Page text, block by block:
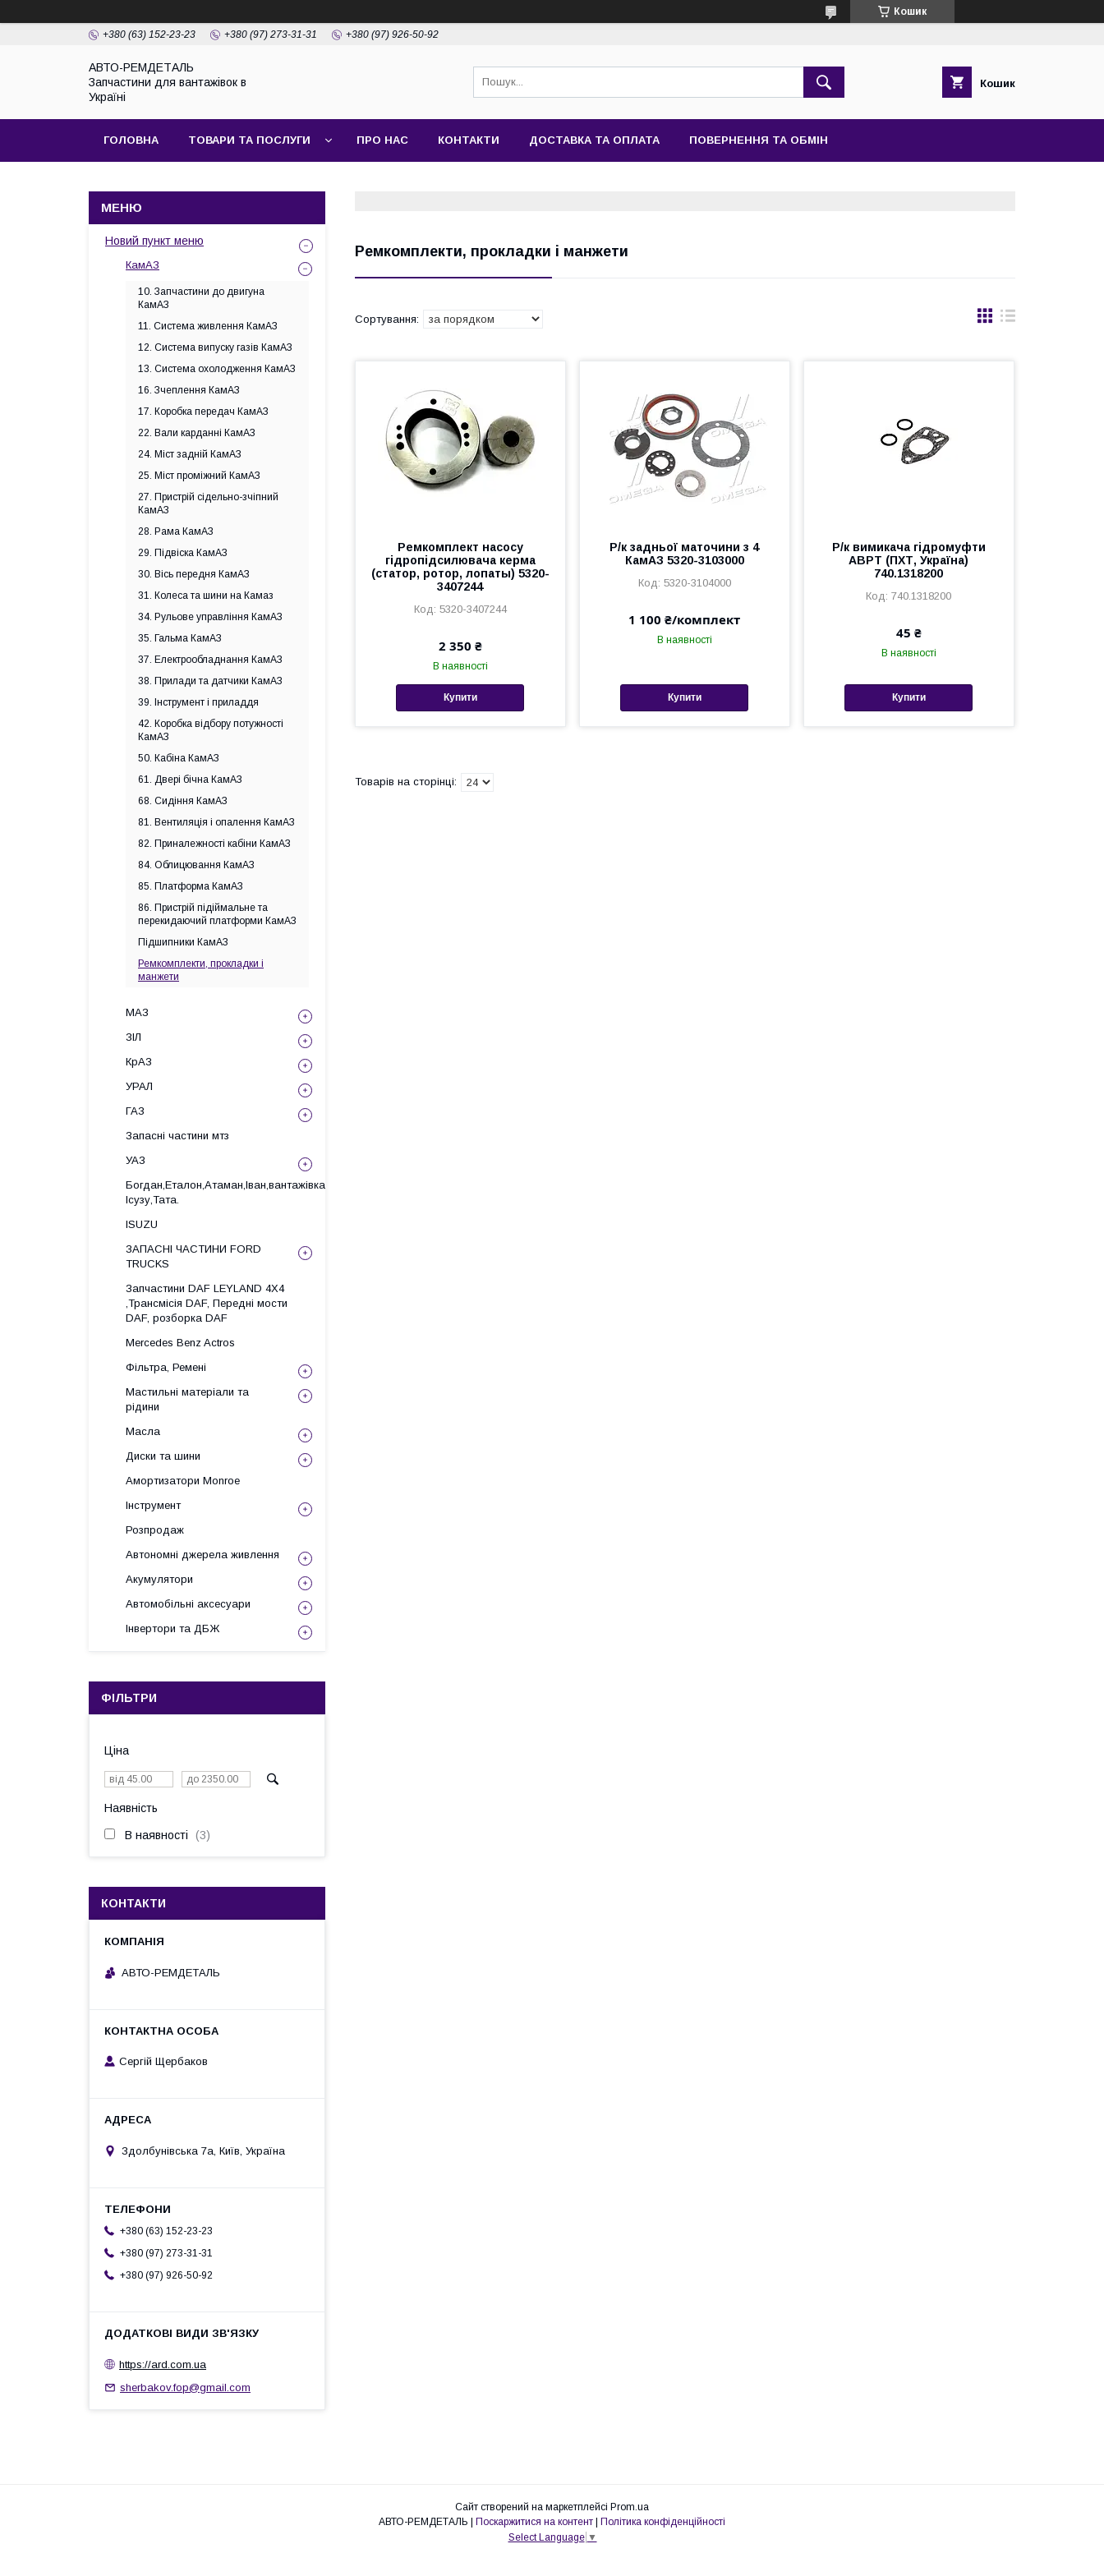
Кошик
+380 (63) 152-23-23 +380 (97) 273-31-31 +380 (97) 926-50-92
АВТО-РЕМДЕТАЛЬ
Запчастини для вантажівок в
Україні
Кошик
ГОЛОВНА ТОВАРИ ТА ПОСЛУГИ ПРО НАС КОНТАКТИ ДОСТАВКА ТА ОПЛАТА ПОВЕРНЕННЯ ТА ОБМІН
Ремкомплекти, прокладки і манжети
Ремкомплект насосу
гідропідсилювача керма
(статор, ротор, лопаты) 5320-
3407244
5320-3407244
2 350 ₴
В наявності
Купити
Р/к задньої маточини з 4
КамАЗ 5320-3103000
5320-3104000
1 100 ₴/комплект
В наявності
Купити
Р/к вимикача гідромуфти
АВРТ (ПХТ, Україна)
740.1318200
740.1318200
45 ₴
В наявності
Купити
Новий пункт меню
КамАЗ
10. Запчастини до двигуна
КамАЗ
11. Система живлення КамАЗ
12. Система випуску газів КамАЗ
13. Система охолодження КамАЗ
16. Зчеплення КамАЗ
17. Коробка передач КамАЗ
22. Вали карданні КамАЗ
24. Міст задній КамАЗ
25. Міст проміжний КамАЗ
27. Пристрій сідельно-зчіпний
КамАЗ
28. Рама КамАЗ
29. Підвіска КамАЗ
30. Вісь передня КамАЗ
31. Колеса та шини на Камаз
34. Рульове управління КамАЗ
35. Гальма КамАЗ
37. Електрообладнання КамАЗ
38. Прилади та датчики КамАЗ
39. Інструмент і приладдя
42. Коробка відбору потужності
КамАЗ
50. Кабіна КамАЗ
61. Двері бічна КамАЗ
68. Сидіння КамАЗ
81. Вентиляція і опалення КамАЗ
82. Приналежності кабіни КамАЗ
84. Облицювання КамАЗ
85. Платформа КамАЗ
86. Пристрій підіймальне та
перекидаючий платформи КамАЗ
Підшипники КамАЗ
Ремкомплекти, прокладки і
манжети
МАЗ
ЗІЛ
КрАЗ
УРАЛ
ГАЗ
Запасні частини мтз
УАЗ
Богдан,Еталон,Атаман,Іван,вантажівка
Ісузу,Тата.
ISUZU
ЗАПАСНІ ЧАСТИНИ FORD
TRUCKS
Запчастини DAF LEYLAND 4X4
,Трансмісія DAF, Передні мости
DAF, розборка DAF
Mercedes Benz Actros
Фільтра, Ремені
Мастильні матеріали та
рідини
Масла
Диски та шини
Амортизатори Monroe
Інструмент
Розпродаж
Автономні джерела живлення
Акумулятори
Автомобільні аксесуари
Інвертори та ДБЖ
ФІЛЬТРИ
Ціна
Наявність
В наявності 3
КОНТАКТИ
АВТО-РЕМДЕТАЛЬ
Сергій Щербаков
Здолбунівська 7а, Київ, Україна
+380 (63) 152-23-23
+380 (97) 273-31-31
+380 (97) 926-50-92
https://ard.com.ua
sherbakov.fop@gmail.com
Сайт створений на маркетплейсі Prom.ua
АВТО-РЕМДЕТАЛЬ | Поскаржитися на контент | Політика конфіденційності
Select Language ▼